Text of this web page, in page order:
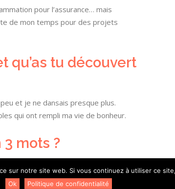
pour l’assurance… mais
de mon temps pour des projets
qu’as tu découvert
et je ne dansais presque plus.
qui ont rempli ma vie de bonheur.
mots ?
sur notre site web. Si vous continuez à utiliser ce
Ok
Politique de confidentialité